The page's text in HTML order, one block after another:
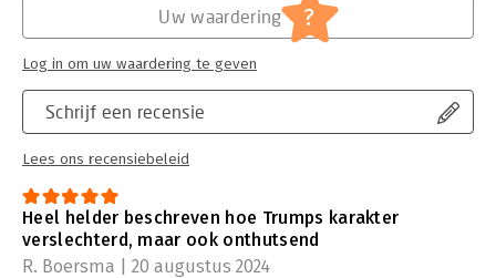
Schrijf een recensie
Lees ons recensiebeleid
Uw waardering ?
Log in om uw waardering te geven
Heel helder beschreven hoe Trumps karakter
verslechterd, maar ook onthutsend
R. Boersma | 20 augustus 2024